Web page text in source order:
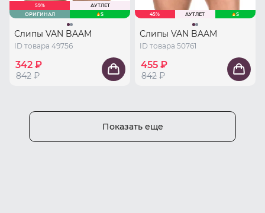
59%
АУТЛЕТ
ОРИГИНАЛ
S
Слипы VAN BAAM
ID товара 49756
342 ₽
842 ₽
45% АУТЛЕТ S
Слипы VAN BAAM
ID товара 50761
455 ₽
842 ₽
Показать еще